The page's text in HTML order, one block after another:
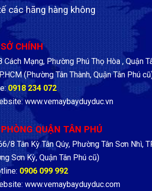
các hãng hàng không
CHÍNH
Cách Mạng, Phường Phú Thọ Hòa , Quận
(Phường Tân Thành, Quận Tân Phú
0918 234 072
www.vemaybayduyduc.vn
QUẬN TÂN PHÚ
8 Tân Kỳ Tân Qúy, Phường Tân Sơn Nhì,
Sơn Kỳ, Quận Tân Phú cũ)
0906 099 992
www.vemaybayduyduc.com